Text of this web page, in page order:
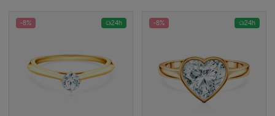
-8% 24h -8% 24h